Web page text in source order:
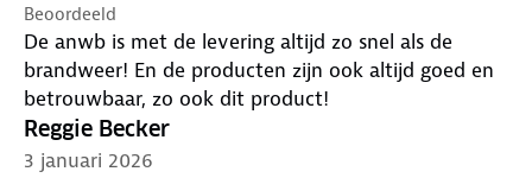
Beoordeeld
De anwb is met de levering altijd zo snel als de
brandweer! En de producten zijn ook altijd goed en
betrouwbaar, zo ook dit product!
Reggie Becker
3 januari 2026